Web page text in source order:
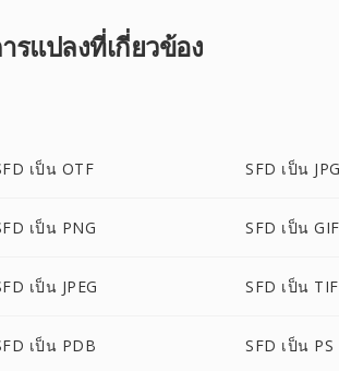
รแปลงที่เกี่ยวข้อง
เป็น OTF SFD เป็น JPG
เป็น PNG SFD เป็น GIF
เป็น JPEG SFD เป็น
เป็น PDB SFD เป็น PS